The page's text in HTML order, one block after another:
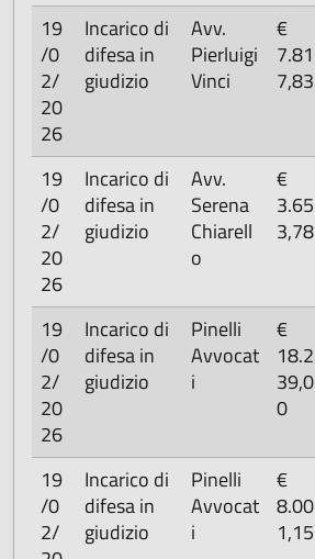
19
/0
2/
20
26
Incarico di
difesa in
giudizio
Avv.
Pierluigi
Vinci
€
7.81
7,83
19
/0
2/
20
26
Incarico di
difesa in
giudizio
Avv.
Serena
Chiarell
o
€
3.65
3,78
19
/0
2/
20
26
Incarico di
difesa in
giudizio
Pinelli
Avvocat
i
€
18.2
39,0
0
19
/0
2/
Incarico di
difesa in
giudizio
Pinelli
Avvocat
i
€
8.00
1,15